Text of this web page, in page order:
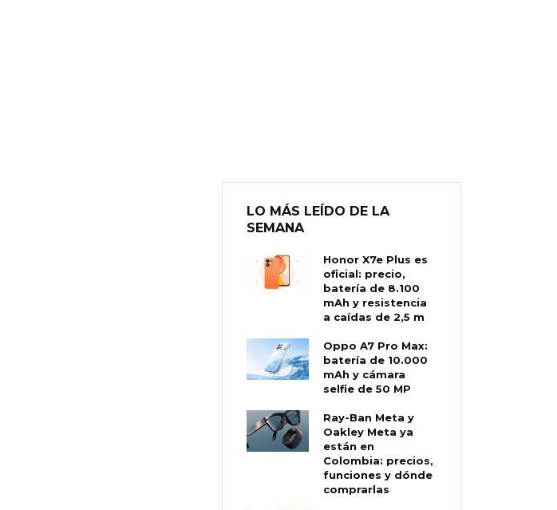
LO MÁS LEÍDO DE LA
SEMANA
Honor X7e Plus es
oficial: precio,
batería de 8.100
mAh y resistencia
a caídas de 2,5 m
Oppo A7 Pro Max:
batería de 10.000
mAh y cámara
selfie de 50 MP
Ray-Ban Meta y
Oakley Meta ya
están en
Colombia: precios,
funciones y dónde
comprarlas